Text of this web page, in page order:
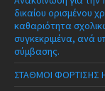
δικαίου ορισμένου
καθαριότητα
συγκεκριμένα, ανά
σύμβασης.
ΣΤΑΘΜΟΙ ΦΟΡΤΙΣΗΣ